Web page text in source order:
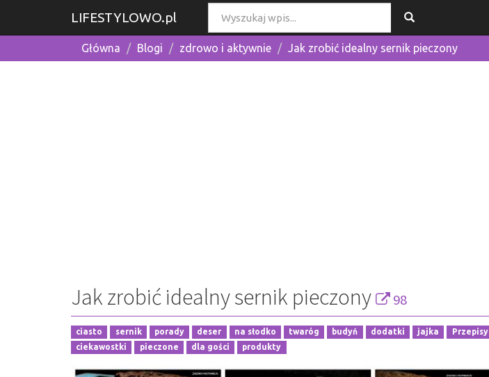
LIFESTYLOWO.pl
Główna Blogi zdrowo i aktywnie Jak zrobić idealny sernik pieczony
Jak zrobić idealny sernik pieczony 98
ciasto sernik porady deser na słodko twaróg budyń dodatki jajka
Przepisy
ciekawostki
pieczone dla gości produkty